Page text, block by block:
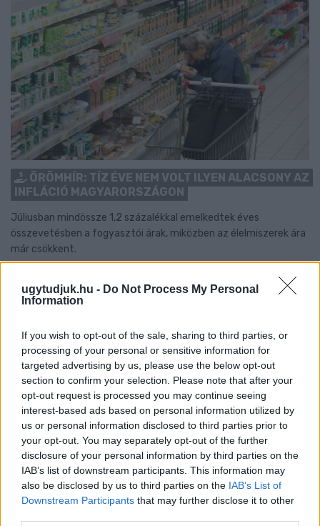
ugytudjuk.hu - Do Not Process My Personal
Information
If you wish to opt-out of the sale, sharing to third parties, or
processing of your personal or sensitive information for
targeted advertising by us, please use the below opt-out
section to confirm your selection. Please note that after your
opt-out request is processed you may continue seeing
interest-based ads based on personal information utilized by
us or personal information disclosed to third parties prior to
your opt-out. You may separately opt-out of the further
disclosure of your personal information by third parties on the
IAB’s list of downstream participants. This information may
also be disclosed by us to third parties on the IAB’s List of
Downstream Participants that may further disclose it to other
ÖRÖMHÍR: TÍZ ÉVE NEM VOLT ILYEN ALACSONY AZ
INFLÁCIÓ MAGYARORSZÁGON
Júliusban mindössze 1,2 százalékkal emelkedtek éves
összevetésben a fogyasztói árak, miközben az élelmiszerek ára
már csökkent.